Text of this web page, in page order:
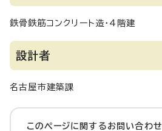
鉄骨鉄筋コンクリート造・4階建
設計者
名古屋市建築課
このページに関する お問い合わせ